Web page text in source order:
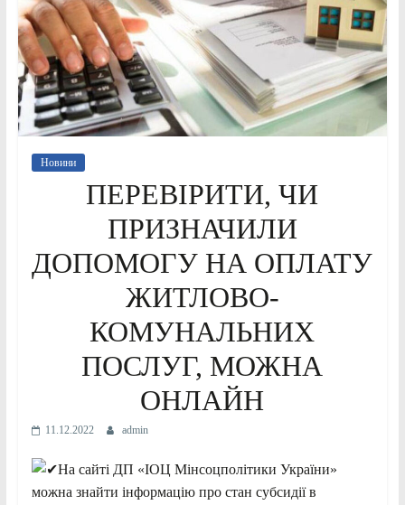
Новини
ПЕРЕВІРИТИ, ЧИ
ПРИЗНАЧИЛИ
ДОПОМОГУ НА ОПЛАТУ
ЖИТЛОВО-
КОМУНАЛЬНИХ
ПОСЛУГ, МОЖНА
ОНЛАЙН
11.12.2022 admin
На сайті ДП «ІОЦ Мінсоцполітики України»
можна знайти інформацію про стан субсидії в